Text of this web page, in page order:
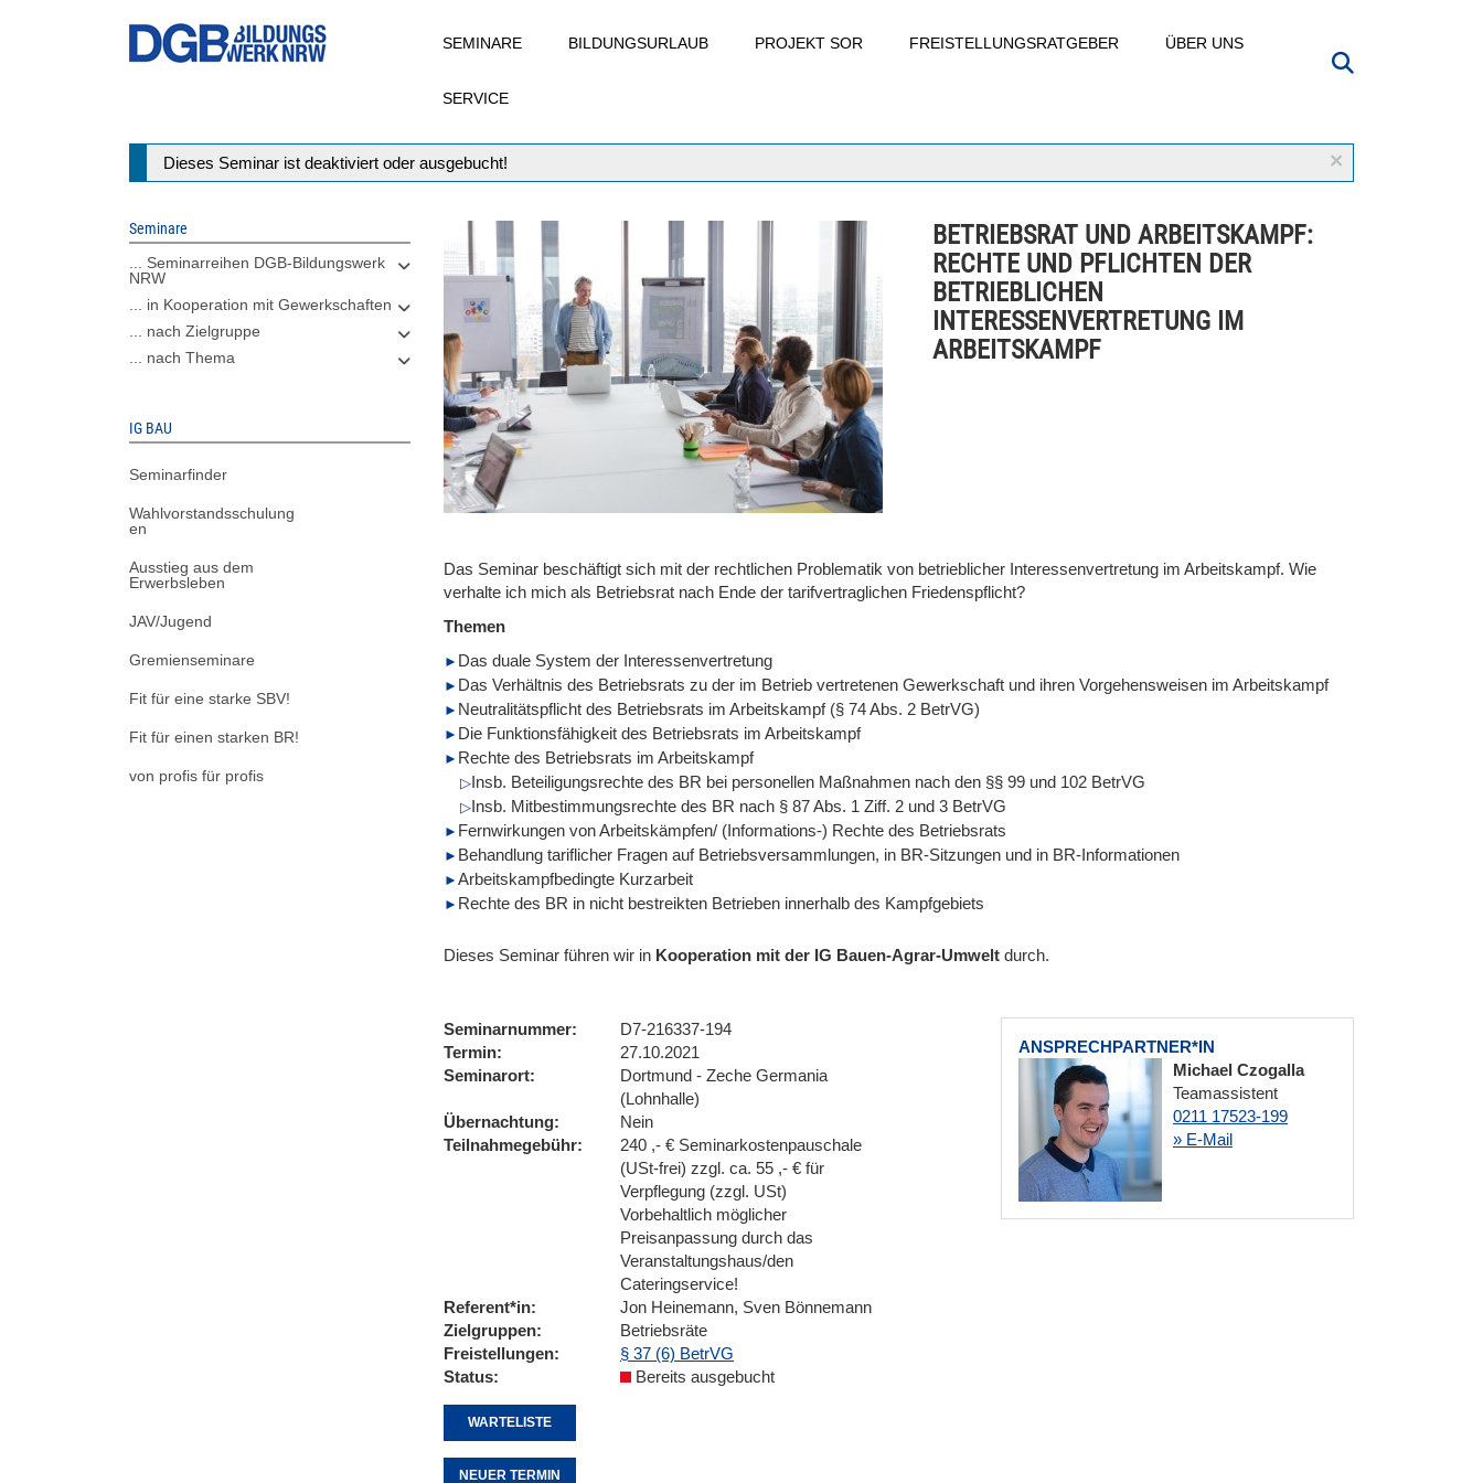
SEMINARE BILDUNGSURLAUB PROJEKT SOR FREISTELLUNGSRATGEBER ÜBER UNS
SERVICE
×
Statusmeldung
Dieses Seminar ist deaktiviert oder ausgebucht!
Seminare
... Seminarreihen DGB-Bildungswerk
NRW
... in Kooperation mit Gewerkschaften
... nach Zielgruppe
... nach Thema
IG BAU
Seminarfinder
Wahlvorstandsschulung
en
Ausstieg aus dem
Erwerbsleben
JAV/Jugend
Gremienseminare
Fit für eine starke SBV!
Fit für einen starken BR!
von profis für profis
BETRIEBSRAT UND ARBEITSKAMPF:
RECHTE UND PFLICHTEN DER
BETRIEBLICHEN
INTERESSENVERTRETUNG IM
ARBEITSKAMPF
Das Seminar beschäftigt sich mit der rechtlichen Problematik von betrieblicher Interessenvertretung im Arbeitskampf. Wie
verhalte ich mich als Betriebsrat nach Ende der tarifvertraglichen Friedenspflicht?
Themen
Das duale System der Interessenvertretung
Das Verhältnis des Betriebsrats zu der im Betrieb vertretenen Gewerkschaft und ihren Vorgehensweisen im Arbeitskampf
Neutralitätspflicht des Betriebsrats im Arbeitskampf (§ 74 Abs. 2 BetrVG)
Die Funktionsfähigkeit des Betriebsrats im Arbeitskampf
Rechte des Betriebsrats im Arbeitskampf
Insb. Beteiligungsrechte des BR bei personellen Maßnahmen nach den §§ 99 und 102 BetrVG
Insb. Mitbestimmungsrechte des BR nach § 87 Abs. 1 Ziff. 2 und 3 BetrVG
Fernwirkungen von Arbeitskämpfen/ (Informations-) Rechte des Betriebsrats
Behandlung tariflicher Fragen auf Betriebsversammlungen, in BR-Sitzungen und in BR-Informationen
Arbeitskampfbedingte Kurzarbeit
Rechte des BR in nicht bestreikten Betrieben innerhalb des Kampfgebiets
Dieses Seminar führen wir in Kooperation mit der IG Bauen-Agrar-Umwelt durch.
ANSPRECHPARTNER*IN
Michael Czogalla
Teamassistent
0211 17523-199
» E-Mail
Seminarnummer
D7-216337-194
Termin
27.10.2021
Seminarort
Dortmund - Zeche Germania
(Lohnhalle)
Übernachtung
Nein
Teilnahmegebühr
240 ,- € Seminarkostenpauschale
(USt-frei) zzgl. ca. 55 ,- € für
Verpflegung (zzgl. USt)
Vorbehaltlich möglicher
Preisanpassung durch das
Veranstaltungshaus/den
Cateringservice!
Referent*in
Jon Heinemann, Sven Bönnemann
Zielgruppen
Betriebsräte
Freistellungen
§ 37 (6) BetrVG
Status
Bereits ausgebucht
WARTELISTE
NEUER TERMIN